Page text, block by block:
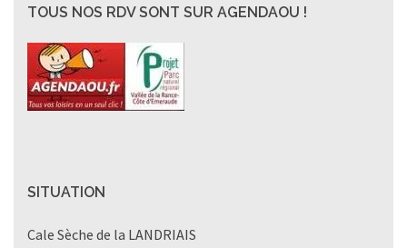
TOUS NOS RDV SONT SUR AGENDAOU !
SITUATION
Cale Sèche de la LANDRIAIS